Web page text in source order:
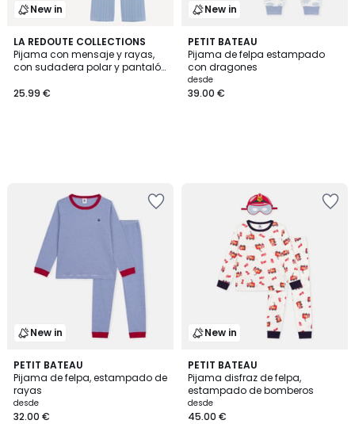
New in
LA REDOUTE COLLECTIONS
Pijama con mensaje y rayas,
con sudadera polar y pantalón
25.99 €
New in
PETIT BATEAU
Pijama de felpa estampado
con dragones
desde
39.00 €
New in
PETIT BATEAU
Pijama de felpa, estampado de
rayas
desde
32.00 €
New in
PETIT BATEAU
Pijama disfraz de felpa,
estampado de bomberos
desde
45.00 €